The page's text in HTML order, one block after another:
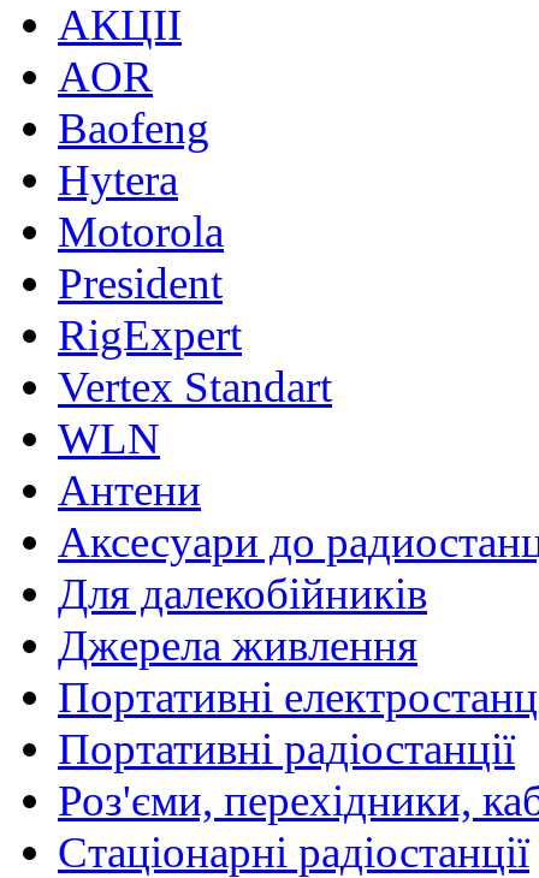
АКЦІІ
AOR
Baofeng
Hytera
Motorola
President
RigExpert
Vertex Standart
WLN
Антени
Аксесуари до
Для далекобійників
Джерела живлення
Портативні
Портативні радіостанції
Роз'єми, перехідники,
Стаціонарні радіостанції